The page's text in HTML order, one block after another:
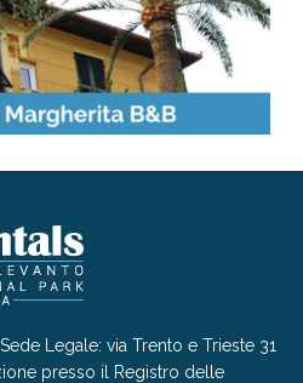
Legale: via Trento e Trieste 31
presso il Registro delle